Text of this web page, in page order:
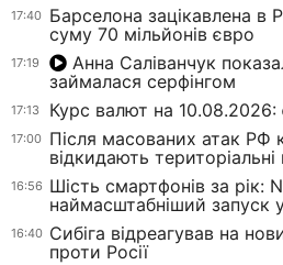
17:40 Барселона зацікавлена в
суму 70 мільйонів євро
17:19
Анна Саліванчук
займалася серфінгом
17:13 Курс валют на 10.08.2026:
17:00 Після масованих атак РФ
відкидають
16:56 Шість смартфонів за рік:
наймасштабніший запуск у
16:40 Сибіга відреагував на
проти Росії